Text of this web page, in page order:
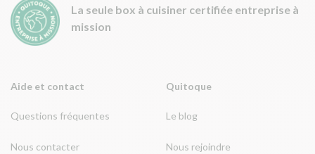
Aide et contact
Questions fréquentes
Nous contacter
Quitoque
Le blog
Nous rejoindre
La seule box à cuisiner certifiée entreprise à
mission